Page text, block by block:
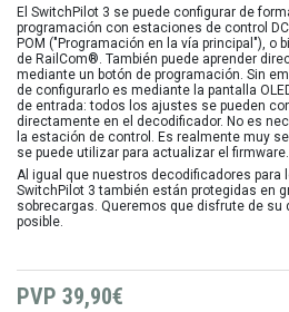
El SwitchPilot 3 se puede configurar de
programación con estaciones de control
POM ("Programación en la vía principal"), o
de RailCom®. También puede aprender
mediante un botón de programación. Sin
de configurarlo es mediante la pantalla
de entrada: todos los ajustes se pueden
directamente en el decodificador. No es
la estación de control. Es realmente muy
se puede utilizar para actualizar el firmware.
Al igual que nuestros decodificadores para
SwitchPilot 3 también están protegidas en
sobrecargas. Queremos que disfrute de
posible.
PVP 39,90€